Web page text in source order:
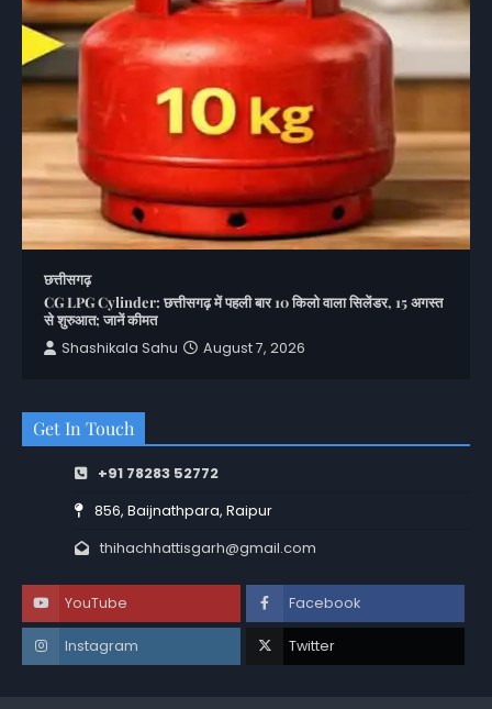
छत्तीसगढ़
CG LPG Cylinder: छत्तीसगढ़ में पहली बार 10 किलो वाला सिलेंडर, 15 अगस्त
से शुरुआत; जानें कीमत
Shashikala Sahu
August 7, 2026
Get In Touch
+91 78283 52772
856, Baijnathpara, Raipur
thihachhattisgarh@gmail.com
YouTube Facebook
Instagram Twitter